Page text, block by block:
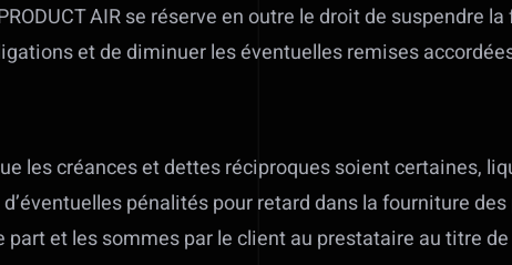
AIR se réserve en outre le droit de suspendre
et de diminuer les éventuelles remises
les créances et dettes réciproques soient certaines,
pénalités pour retard dans la fourniture
et les sommes par le client au prestataire au titre